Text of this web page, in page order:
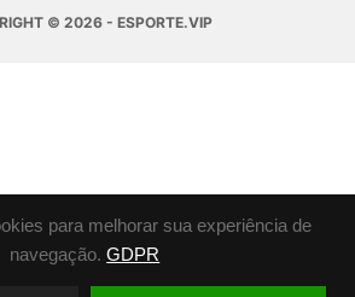
para melhorar sua experiência de
navegação. GDPR
© 2026 - ESPORTE.VIP